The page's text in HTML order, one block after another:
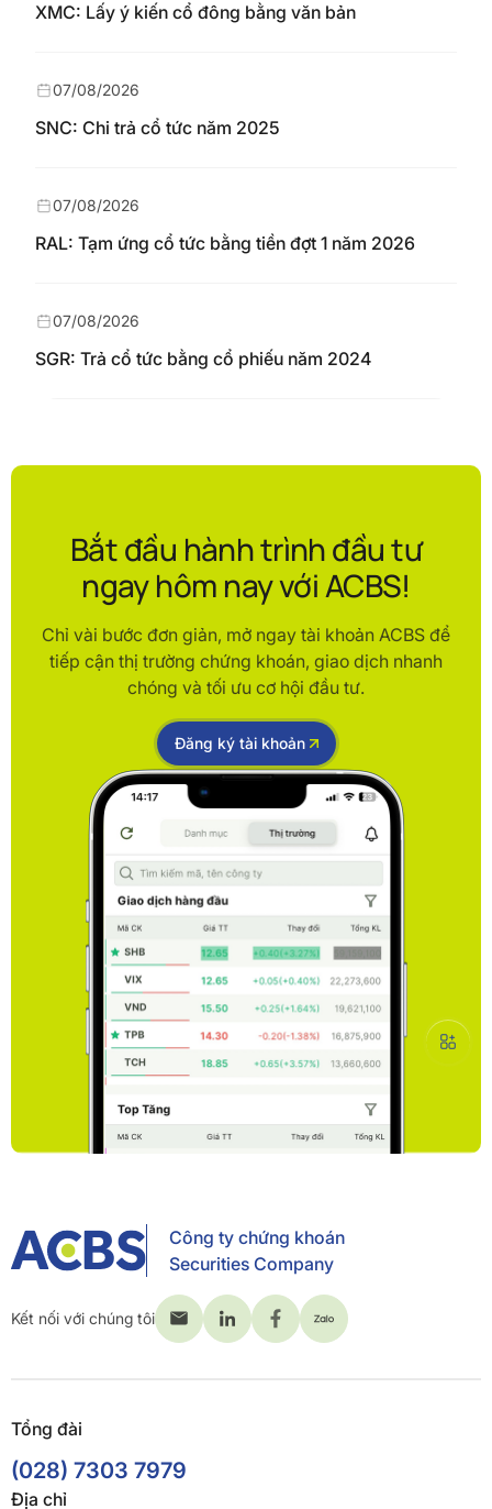
XMC: Lấy ý kiến cổ đông bằng văn bản
SNC: Chi trả cổ tức năm 2025
07/08/2026
RAL: Tạm ứng cổ tức bằng tiền đợt 1 năm 2026
07/08/2026
SGR: Trả cổ tức bằng cổ phiếu năm 2024
07/08/2026
Bắt đầu hành trình đầu tư
ngay hôm nay với ACBS!
Chỉ vài bước đơn giản, mở ngay tài khoản ACBS để
tiếp cận thị trường chứng khoán, giao dịch nhanh
chóng và tối ưu cơ hội đầu tư.
Đăng ký tài khoản
Công ty chứng khoán
Securities Company
Kết nối với chúng tôi
Tổng đài
(028) 7303 7979
Địa chỉ